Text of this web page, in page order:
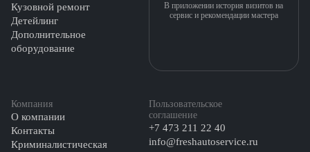
Кузовной ремонт
Детейлинг
Дополнительное
оборудование
Компания
О компании
Контакты
Криминалистическая
Пользовательское
соглашение
+7 473 211 22 40
info@freshautoservice.ru
В приложении история визитов на
сервис и рекомендации мастера